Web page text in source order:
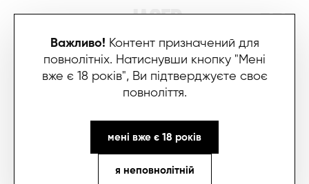
Важливо! Контент призначений для
повнолітніх. Натиснувши кнопку "Мені
вже є 18 років", Ви підтверджуєте своє
повноліття.
мені вже є 18 років
я неповнолітній